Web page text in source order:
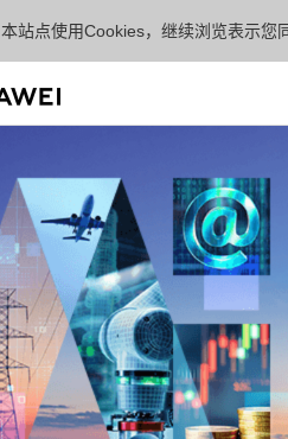
本站点使用Cookies，继续浏览表示您